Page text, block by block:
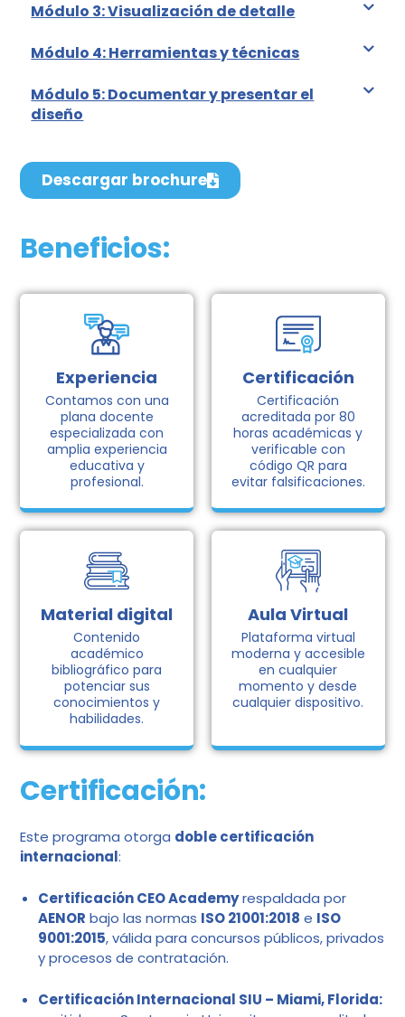
Módulo 3: Visualización de detalle
Módulo 4: Herramientas y técnicas
Módulo 5: Documentar y presentar el
diseño
Descargar brochure
Beneficios:
Experiencia
Contamos con una
plana docente
especializada con
amplia experiencia
educativa y
profesional.
Certificación
Certificación
acreditada por 80
horas académicas y
verificable con
código QR para
evitar falsificaciones.
Material digital
Contenido
académico
bibliográfico para
potenciar sus
conocimientos y
habilidades.
Aula Virtual
Plataforma virtual
moderna y accesible
en cualquier
momento y desde
cualquier dispositivo.
Certificación:
Este programa otorga doble certificación
internacional:
Certificación CEO Academyrespaldada por
AENOR bajo las normas ISO 21001:2018 e ISO
9001:2015, válida para concursos públicos, privados
y procesos de contratación.
Certificación Internacional SIU – Miami, Florida: